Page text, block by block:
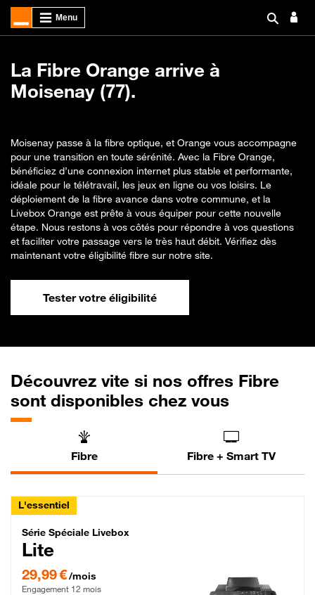
La Fibre Orange arrive à
Moisenay (77).
Moisenay passe à la fibre optique, et Orange vous accompagne
pour une transition en toute sérénité. Avec la Fibre Orange,
bénéficiez d’une connexion internet plus stable et performante,
idéale pour le télétravail, les jeux en ligne ou vos loisirs. Le
déploiement de la fibre avance dans votre commune, et la
Livebox Orange est prête à vous équiper pour cette nouvelle
étape. Nous restons à vos côtés pour répondre à vos questions
et faciliter votre passage vers le très haut débit. Vérifiez dès
maintenant votre éligibilité fibre sur notre site.
Tester votre éligibilité
Découvrez vite si nos offres Fibre
sont disponibles chez vous
Fibre Fibre + Smart TV
L'essentiel
Série Spéciale Livebox Lite Fibre
Série Spéciale Livebox
Lite
29,99 €/mois
Engagement 12 mois